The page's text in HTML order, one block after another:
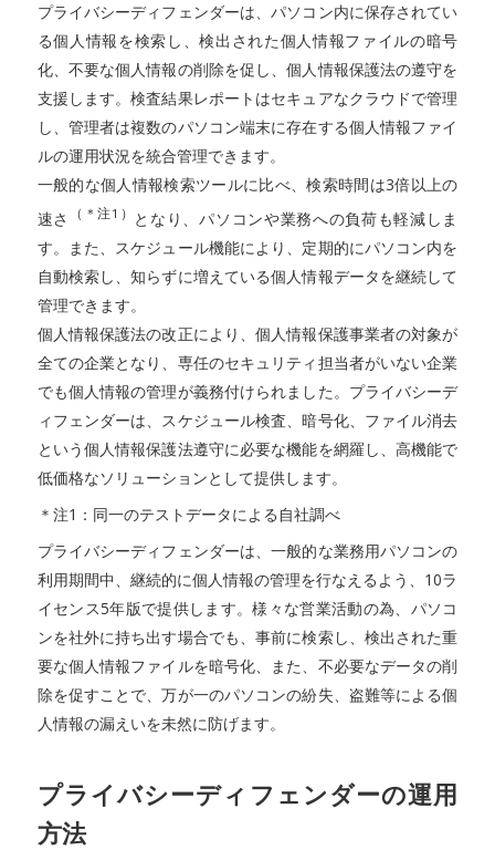
プライバシーディフェンダーは、パソコン内に保存されてい
る個人情報を検索し、検出された個人情報ファイルの暗号
化、不要な個人情報の削除を促し、個人情報保護法の遵守を
支援します。検査結果レポートはセキュアなクラウドで管理
し、管理者は複数のパソコン端末に存在する個人情報ファイ
ルの運用状況を統合管理できます。
一般的な個人情報検索ツールに比べ、検索時間は3倍以上の
速さ
（＊注1） となり、パソコンや業務への負荷も軽減しま
す。また、スケジュール機能により、定期的にパソコン内を
自動検索し、知らずに増えている個人情報データを継続して
管理できます。
個人情報保護法の改正により、個人情報保護事業者の対象が
全ての企業となり、専任のセキュリティ担当者がいない企業
でも個人情報の管理が義務付けられました。プライバシーデ
ィフェンダーは、スケジュール検査、暗号化、ファイル消去
という個人情報保護法遵守に必要な機能を網羅し、高機能で
低価格なソリューションとして提供します。
＊注1：同一のテストデータによる自社調べ
プライバシーディフェンダーは、一般的な業務用パソコンの
利用期間中、継続的に個人情報の管理を行なえるよう、10ラ
イセンス5年版で提供します。様々な営業活動の為、パソコ
ンを社外に持ち出す場合でも、事前に検索し、検出された重
要な個人情報ファイルを暗号化、また、不必要なデータの削
除を促すことで、万が一のパソコンの紛失、盗難等による個
人情報の漏えいを未然に防げます。
プライバシーディフェンダーの運用
方法